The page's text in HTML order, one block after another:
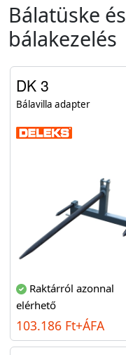
Bálatüske és
bálakezelés
DK 3
Bálavilla adapter
Raktárról azonnal
elérhető
103.186 Ft+ÁFA